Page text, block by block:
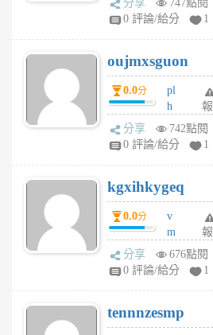
V
個
月
前
gy
個
月
前
分享
747點閱
0 評論/給分
1
oujmxsguon
0.0分
pl
h
wi
w
6
個
月
前
報
分享
742點閱
0 評論/給分
1
kgxihkygeq
0.0分
v
m
sg
sr
6
個
報
分享
676點閱
0 評論/給分
1
tennnzesmp